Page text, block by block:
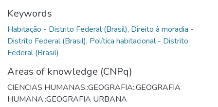
Keywords
Habitação - Distrito Federal (Brasil), Direito à moradia -
Distrito Federal (Brasil), Política habitacional - Distrito
Federal (Brasil)
Areas of knowledge (CNPq)
CIENCIAS HUMANAS::GEOGRAFIA::GEOGRAFIA
HUMANA::GEOGRAFIA URBANA